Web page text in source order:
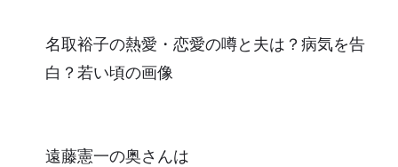
名取裕子の熱愛・恋愛の噂と夫は？病気を告
白？若い頃の画像
遠藤憲一の奥さんは